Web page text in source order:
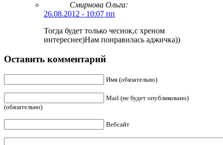
Смирнова Ольга:
26.08.2012 - 10:07 пп
Тогда будет только чеснок,с хреном
интереснее)Нам понравилась аджичка))
Оставить комментарий
Имя (обязательно)
Mail (не будет опубликовано)
(обязательно)
Вебсайт